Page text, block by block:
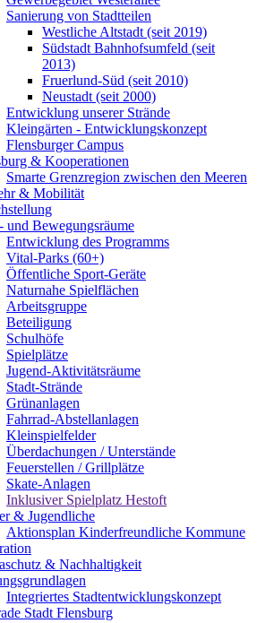
Sanierung von Stadtteilen
Westliche Altstadt (seit 2019)
Südstadt Bahnhofsumfeld (seit
2013)
Fruerlund-Süd (seit 2010)
Neustadt (seit 2000)
Entwicklung unserer Strände
Kleingärten - Entwicklungskonzept
Flensburger Campus
& Kooperationen
Smarte Grenzregion zwischen den Meeren
& Mobilität
und Bewegungsräume
Entwicklung des Programms
Vital-Parks (60+)
Öffentliche Sport-Geräte
Naturnahe Spielflächen
Arbeitsgruppe
Beteiligung
Schulhöfe
Spielplätze
Jugend-Aktivitätsräume
Stadt-Strände
Grünanlagen
Fahrrad-Abstellanlagen
Kleinspielfelder
Überdachungen / Unterstände
Feuerstellen / Grillplätze
Skate-Anlagen
Inklusiver Spielplatz Hestoft
& Jugendliche
Aktionsplan Kinderfreundliche Kommune
& Nachhaltigkeit
Integriertes Stadtentwicklungskonzept
Stadt Flensburg